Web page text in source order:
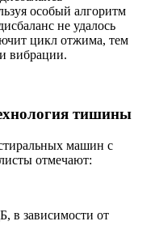
особый алгоритм
не удалось
цикл отжима, тем
вибрации.
тишины
машин с
отмечают:
в зависимости от